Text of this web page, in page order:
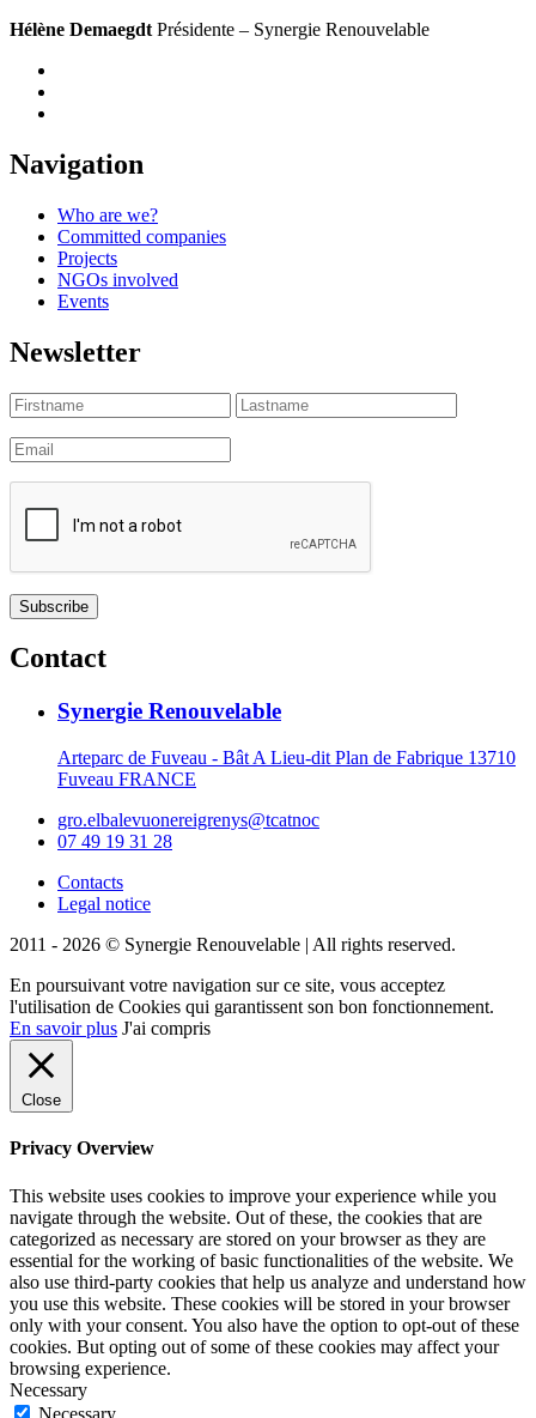
Hélène Demaegdt Présidente – Synergie Renouvelable
Navigation
Who are we?
Committed companies
Projects
NGOs involved
Events
Newsletter
Contact
Synergie Renouvelable
Arteparc de Fuveau - Bât A Lieu-dit Plan de Fabrique 13710
Fuveau FRANCE
gro.elbalevuonereigrenys@tcatnoc
07 49 19 31 28
Contacts
Legal notice
2011 - 2026 © Synergie Renouvelable | All rights reserved.
En poursuivant votre navigation sur ce site, vous acceptez
l'utilisation de Cookies qui garantissent son bon fonctionnement.
En savoir plus J'ai compris
Close
Privacy Overview
This website uses cookies to improve your experience while you
navigate through the website. Out of these, the cookies that are
categorized as necessary are stored on your browser as they are
essential for the working of basic functionalities of the website. We
also use third-party cookies that help us analyze and understand how
you use this website. These cookies will be stored in your browser
only with your consent. You also have the option to opt-out of these
cookies. But opting out of some of these cookies may affect your
browsing experience.
Necessary
Necessary